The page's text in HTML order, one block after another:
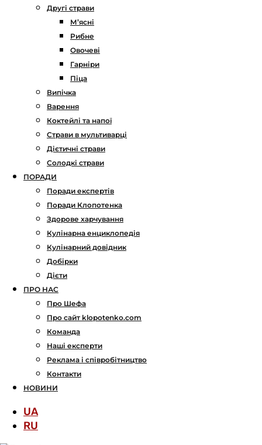
Другі страви
М’ясні
Рибне
Овочеві
Гарніри
Піца
Випічка
Варення
Коктейлі та напої
Страви в мультиварці
Дієтичні страви
Солодкі страви
ПОРАДИ
Поради експертів
Поради Клопотенка
Здорове харчування
Кулінарна енциклопедія
Кулінарний довідник
Добірки
Дієти
ПРО НАС
Про Шефа
Про сайт klopotenko.com
Команда
Наші експерти
Реклама і співробітництво
Контакти
НОВИНИ
UA
RU